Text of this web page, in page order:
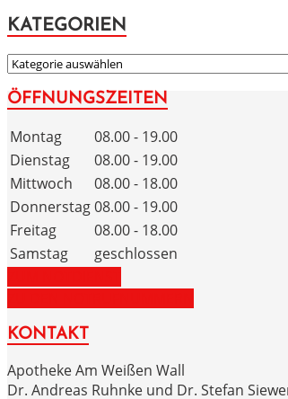
KATEGORIEN
KATEGORIEN
ÖFFNUNGSZEITEN
Montag
08.00 - 19.00
Dienstag
08.00 - 19.00
Mittwoch
08.00 - 18.00
Donnerstag08.00 - 19.00
Freitag
08.00 - 18.00
Samstag
geschlossen
KONTAKT
Apotheke Am Weißen Wall
Dr. Andreas Ruhnke und Dr. Stefan